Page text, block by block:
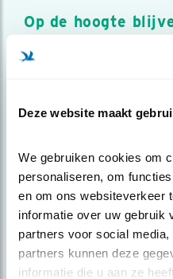
Deze website maakt
We gebruiken cookies om
personaliseren, om
en om ons websiteverkeer
informatie over uw gebruik
partners voor social
partners kunnen deze
informatie die u aan ze
Op de hoogte
Meld je aan en ontvang
over vogels en activiteiten